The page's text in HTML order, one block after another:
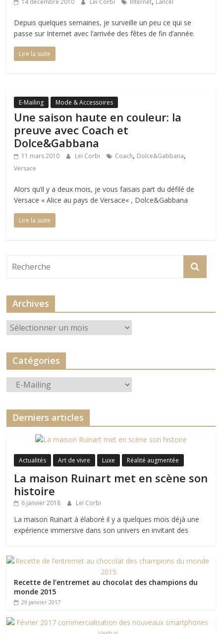
14 décembre 2010 Leï Corbi Internet Lancel
Depuis quelques semaines, je surveille un peu ce qui se
passe sur Internet avec l’arrivée des fêtes de fin d’année.
Lire la suite
E-Mailing Mode & Accessoires
Une saison haute en couleur: la
preuve avec Coach et
Dolce&Gabbana
11 mars 2010 Leï Corbi Coach, Dolce&Gabbana,
Versace
Alors qu’il y a deux mois, je vous faisais part du défilé de
Versace « Alice au pays de Versace« , Dolce&Gabbana
Lire la suite
Archives
Archives
Catégories
Catégories
Derniers articles
Actualités Art de vivre Luxe Réalité augmentée
La maison Ruinart met en scène son
histoire
6 janvier 2018 Leï Corbi
La maison Ruinart à élaboré il y a quelques mois déjà une
expérience immersive dans son univers en invitant des
Recette de l’entremet au chocolat des champions du
monde 2015
29 janvier 2017